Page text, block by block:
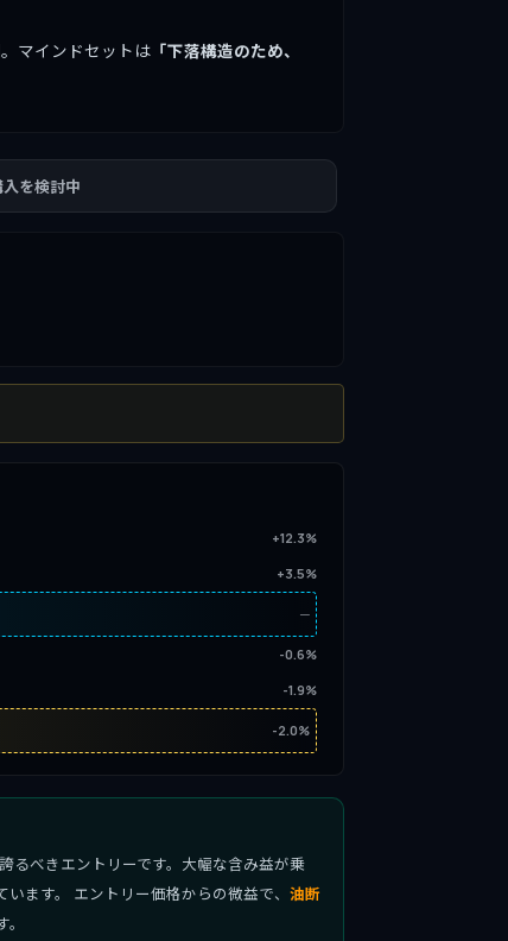
マインドセットは 「下落構造のため、
を検討中
+12.3%
+3.5%
─
-0.6%
-1.9%
-2.0%
るべきエントリーです。大幅な含み益が乗
ます。 エントリー価格からの微益で、 油断